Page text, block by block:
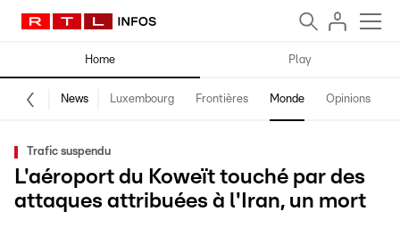
Home Play
News Luxembourg Frontières Monde Opinions
Trafic suspendu
L'aéroport du Koweït touché par des
attaques attribuées à l'Iran, un mort